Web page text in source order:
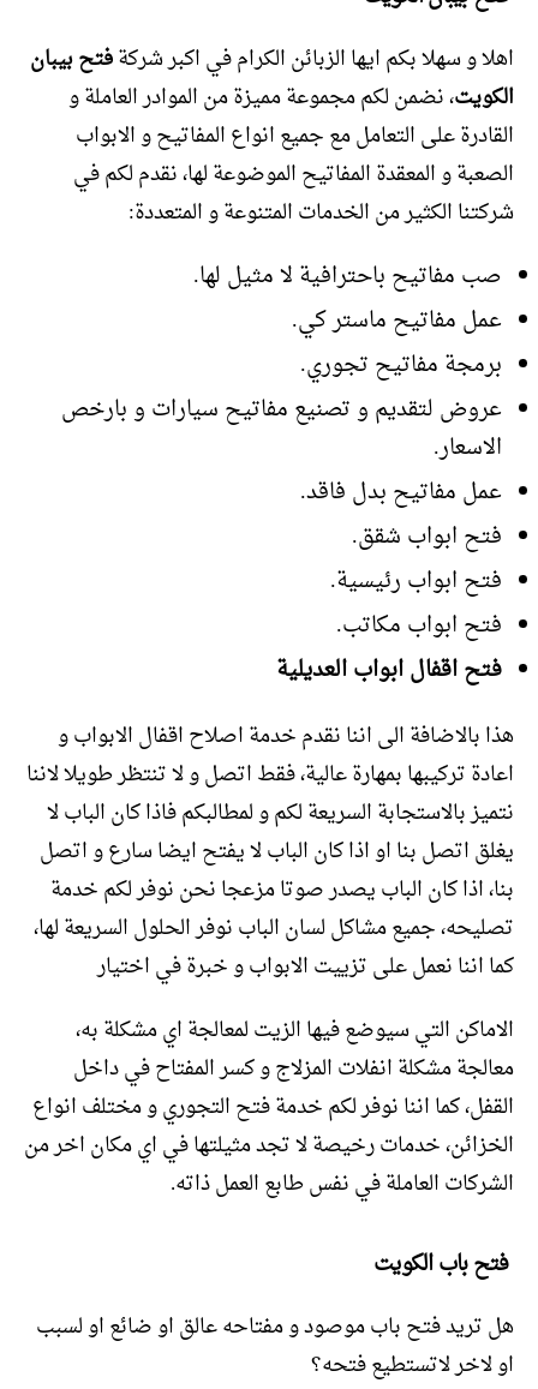
اهلا و سهلا بكم ايها الزبائن الكرام في اكبر شركةفتح بيبان
الكويت، نضمن لكم مجموعة مميزة من الموادر العاملة و
القادرة على التعامل مع جميع انواع المفاتيح و الابواب
الصعبة و المعقدة المفاتيح الموضوعة لها، نقدم لكم في
شركتنا الكثير من الخدمات المتنوعة و المتعددة:
صب مفاتيح باحترافية لا مثيل لها.
عمل مفاتيح ماستر كي.
برمجة مفاتيح تجوري.
عروض لتقديم و تصنيع مفاتيح سيارات و بارخص
الاسعار.
عمل مفاتيح بدل فاقد.
فتح ابواب شقق.
فتح ابواب رئيسية.
فتح ابواب مكاتب.
فتح اقفال ابواب العديلية
هذا بالاضافة الى اننا نقدم خدمة اصلاح اقفال الابواب و
اعادة تركيبها بمهارة عالية، فقط اتصل و لا تنتظر طويلا لاننا
نتميز بالاستجابة السريعة لكم و لمطالبكم فاذا كان الباب لا
يغلق اتصل بنا او اذا كان الباب لا يفتح ايضا سارع و اتصل
بنا، اذا كان الباب يصدر صوتا مزعجا نحن نوفر لكم خدمة
تصليحه، جميع مشاكل لسان الباب نوفر الحلول السريعة لها،
كما اننا نعمل على تزييت الابواب و خبرة في اختيار
الاماكن التي سيوضع فيها الزيت لمعالجة اي مشكلة به،
معالجة مشكلة انفلات المزلاج و كسر المفتاح في داخل
القفل، كما اننا نوفر لكم خدمة فتح التجوري و مختلف انواع
الخزائن، خدمات رخيصة لا تجد مثيلتها في اي مكان اخر من
الشركات العاملة في نفس طابع العمل ذاته.
فتح باب الكويت
هل تريد فتح باب موصود و مفتاحه عالق او ضائع او لسبب
او لاخر لاتستطيع فتحه؟